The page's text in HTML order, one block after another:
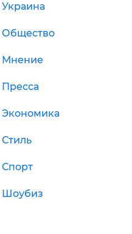
Украина
Общество
Мнение
Пресса
Экономика
Стиль
Спорт
Шоубиз